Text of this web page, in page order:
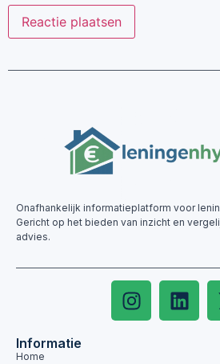
Onafhankelijk informatieplatform voor
Gericht op het bieden van inzicht en
advies.
Informatie
Home